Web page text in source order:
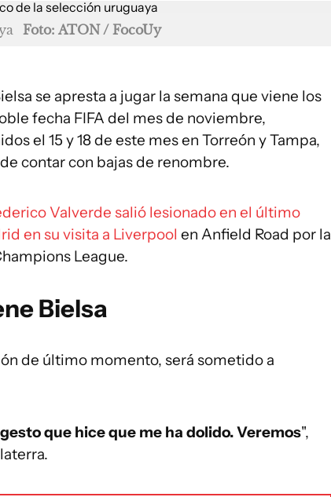
Foto: ATON / FocoUy
se apresta a jugar la semana que viene los
fecha FIFA del mes de noviembre,
el 15 y 18 de este mes en Torreón y Tampa,
contar con bajas de renombre.
Valverde salió lesionado en el último
en su visita a Liverpool en Anfield Road por la
League.
Bielsa
de último momento, será sometido a
que hice que me ha dolido. Veremos",